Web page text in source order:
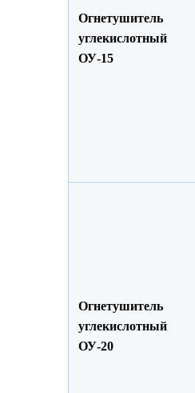
Огнетушитель
углекислотный
ОУ-15
Огнетушитель
углекислотный
ОУ-20